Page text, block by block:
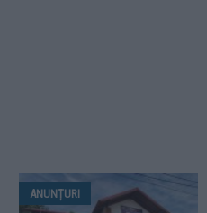
ANUNȚURI